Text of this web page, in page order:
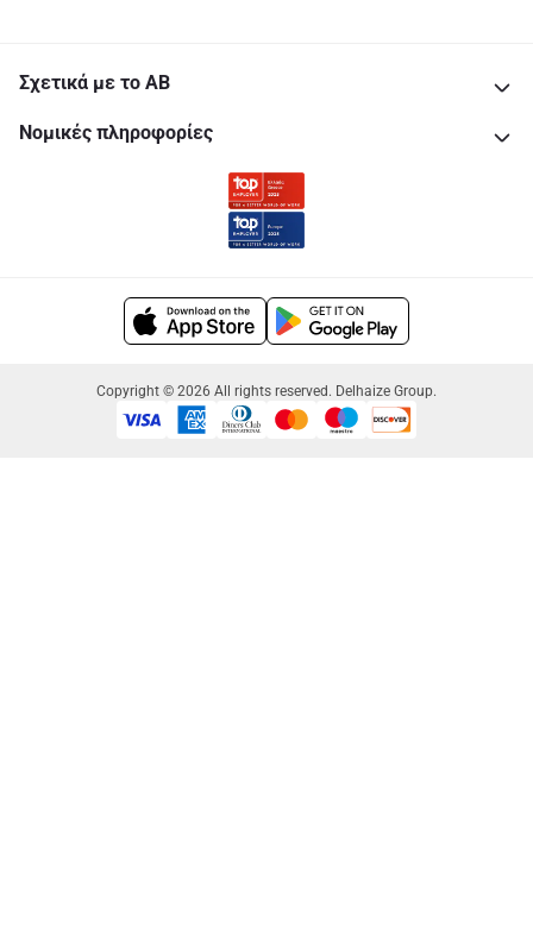
Σχετικά με το ΑΒ
Νομικές πληροφορίες
Copyright © 2026 All rights reserved. Delhaize Group.